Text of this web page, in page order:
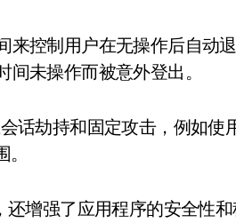
来控制用户在无操作后自动
未操作而被意外登出。
话劫持和固定攻击，例如使
增强了应用程序的安全性